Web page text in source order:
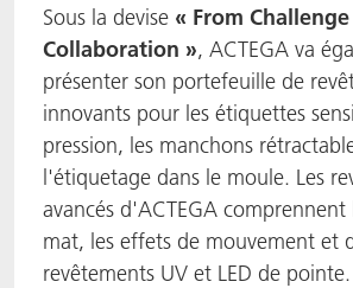
Sous la devise « From
Collaboration », ACTEGA va
présenter son portefeuille de
innovants pour les étiquettes
pression, les manchons
l'étiquetage dans le moule. Les
avancés d'ACTEGA
mat, les effets de mouvement et
revêtements UV et LED de